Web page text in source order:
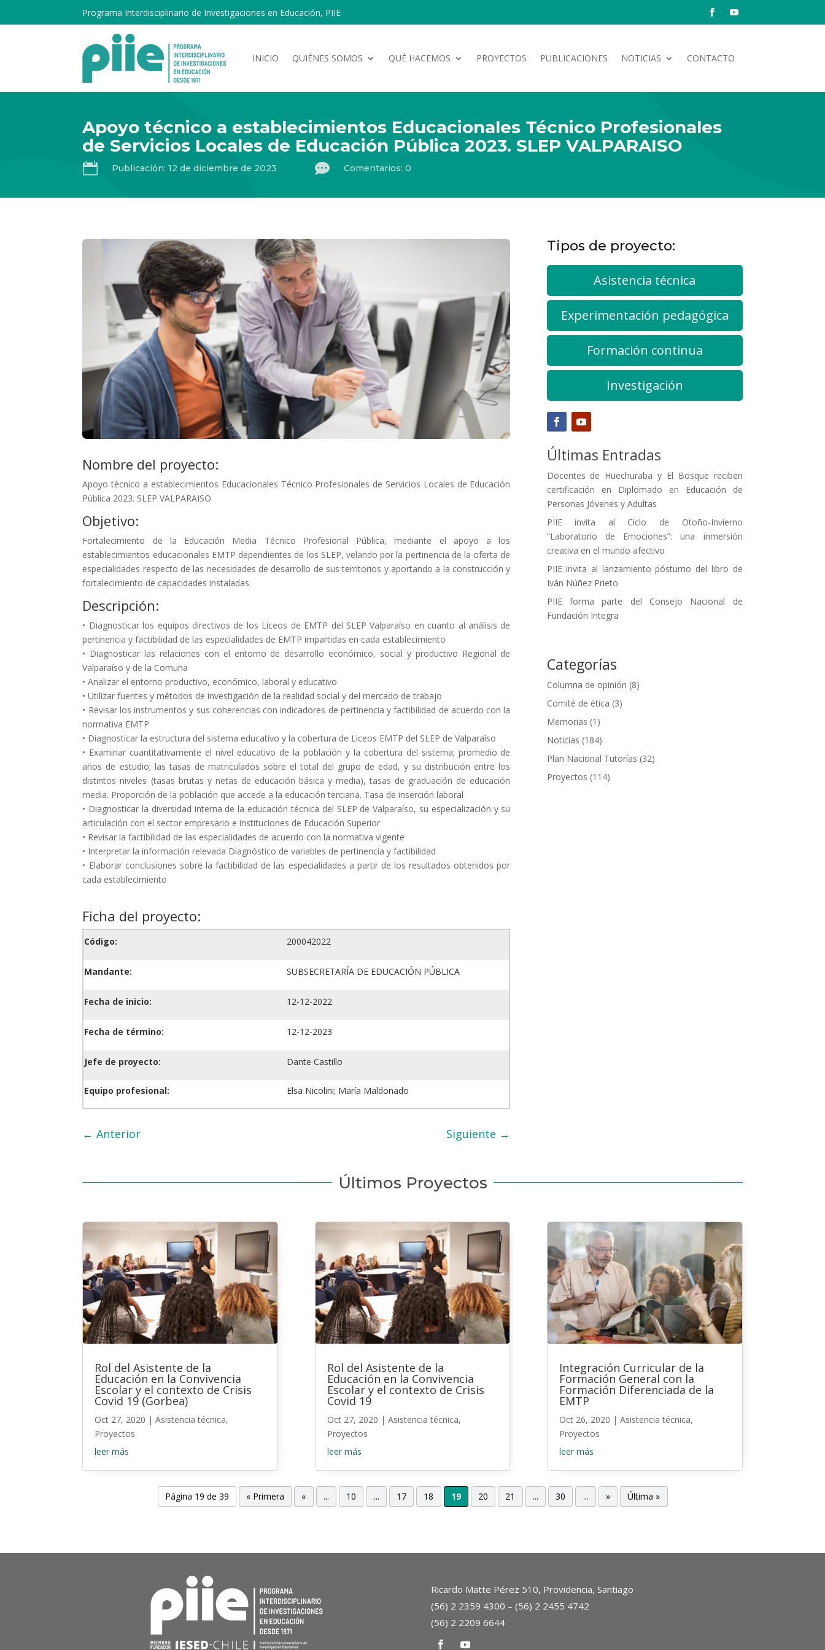
Programa Interdisciplinario de Investigaciones en Educación, PIIE
INICIO QUIÉNES SOMOS QUÉ HACEMOS PROYECTOS PUBLICACIONES NOTICIAS CONTACTO
Apoyo técnico a establecimientos Educacionales Técnico Profesionales
de Servicios Locales de Educación Pública 2023. SLEP VALPARAISO
 Publicación: 12 de diciembre de 2023  Comentarios: 0
Nombre del proyecto:
Apoyo técnico a establecimientos Educacionales Técnico Profesionales de Servicios Locales de Educación
Pública 2023. SLEP VALPARAISO
Objetivo:
Fortalecimiento de la Educación Media Técnico Profesional Pública, mediante el apoyo a los
establecimientos educacionales EMTP dependientes de los SLEP, velando por la pertinencia de la oferta de
especialidades respecto de las necesidades de desarrollo de sus territorios y aportando a la construcción y
fortalecimiento de capacidades instaladas.
Descripción:
• Diagnosticar los equipos directivos de los Liceos de EMTP del SLEP Valparaíso en cuanto al análisis de
pertinencia y factibilidad de las especialidades de EMTP impartidas en cada establecimiento
• Diagnosticar las relaciones con el entorno de desarrollo económico, social y productivo Regional de
Valparaíso y de la Comuna
• Analizar el entorno productivo, económico, laboral y educativo
• Utilizar fuentes y métodos de investigación de la realidad social y del mercado de trabajo
• Revisar los instrumentos y sus coherencias con indicadores de pertinencia y factibilidad de acuerdo con la
normativa EMTP
• Diagnosticar la estructura del sistema educativo y la cobertura de Liceos EMTP del SLEP de Valparaíso
• Examinar cuantitativamente el nivel educativo de la población y la cobertura del sistema; promedio de
años de estudio; las tasas de matriculados sobre el total del grupo de edad, y su distribución entre los
distintos niveles (tasas brutas y netas de educación básica y media), tasas de graduación de educación
media. Proporción de la población que accede a la educación terciaria. Tasa de inserción laboral
• Diagnosticar la diversidad interna de la educación técnica del SLEP de Valparaíso, su especialización y su
articulación con el sector empresario e instituciones de Educación Superior
• Revisar la factibilidad de las especialidades de acuerdo con la normativa vigente
• Interpretar la información relevada Diagnóstico de variables de pertinencia y factibilidad
• Elaborar conclusiones sobre la factibilidad de las especialidades a partir de los resultados obtenidos por
cada establecimiento
Ficha del proyecto:
Código: 200042022
Mandante: SUBSECRETARÍA DE EDUCACIÓN PÚBLICA
Fecha de inicio: 12-12-2022
Fecha de término: 12-12-2023
Jefe de proyecto: Dante Castillo
Equipo profesional: Elsa Nicolini; María Maldonado
←Anterior Siguiente →
Tipos de proyecto:
Asistencia técnica
Experimentación pedagógica
Formación continua
Investigación
Últimas Entradas
Docentes de Huechuraba y El Bosque reciben
certificación en Diplomado en Educación de
Personas Jóvenes y Adultas
PIIE invita al Ciclo de Otoño-Invierno
“Laboratorio de Emociones”: una inmersión
creativa en el mundo afectivo
PIIE invita al lanzamiento póstumo del libro de
Iván Núñez Prieto
PIIE forma parte del Consejo Nacional de
Fundación Integra
Categorías
Columna de opinión (8)
Comité de ética (3)
Memorias (1)
Noticias (184)
Plan Nacional Tutorías (32)
Proyectos (114)
Últimos Proyectos
Rol del Asistente de la
Educación en la Convivencia
Escolar y el contexto de Crisis
Covid 19 (Gorbea)
Oct 27, 2020 |Asistencia técnica,
Proyectos
leer más
Rol del Asistente de la
Educación en la Convivencia
Escolar y el contexto de Crisis
Covid 19
Oct 27, 2020 | Asistencia técnica,
Proyectos
leer más
Integración Curricular de la
Formación General con la
Formación Diferenciada de la
EMTP
Oct 26, 2020 | Asistencia técnica,
Proyectos
leer más
Página 19 de 39 « Primera « ... 10 ... 17 18 19 20 21 ... 30 ... » Última »
Ricardo Matte Pérez 510, Providencia, Santiago
(56) 2 2359 4300 – (56) 2 2455 4742
(56) 2 2209 6644